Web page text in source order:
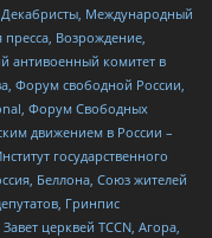
Международный
Возрождение,
антивоенный комитет в
Форум свободной России,
Форум Свободных
движением в России –
государственного
Беллона, Союз жителей
Гринпис
церквей TCCN, Агора,